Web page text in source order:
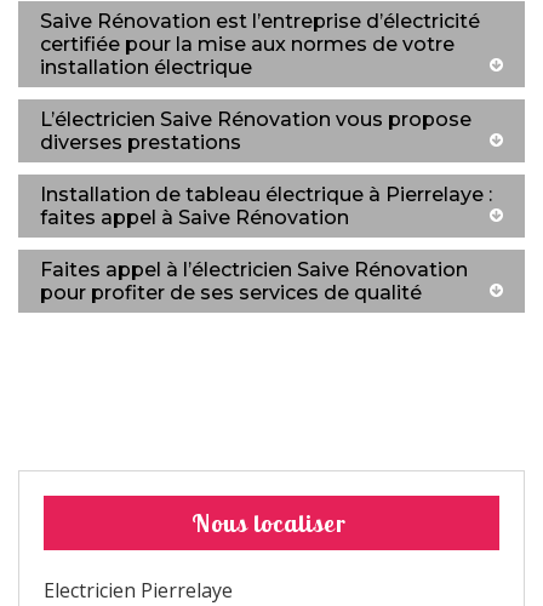
Saive Rénovation est l’entreprise d’électricité
certifiée pour la mise aux normes de votre
installation électrique
L’électricien Saive Rénovation vous propose
diverses prestations
Installation de tableau électrique à Pierrelaye :
faites appel à Saive Rénovation
Faites appel à l’électricien Saive Rénovation
pour profiter de ses services de qualité
Nous localiser
Electricien Pierrelaye